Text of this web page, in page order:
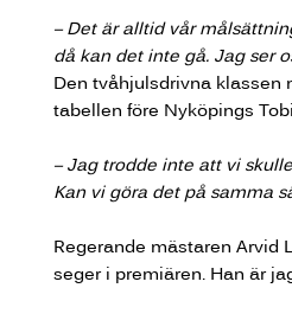
– Det är alltid vår
då kan det inte gå. Jag ser
Den tvåhjulsdrivna klassen
tabellen före Nyköpings
– Jag trodde inte att vi
Kan vi göra det på samma
Regerande mästaren Arvid
seger i premiären. Han är